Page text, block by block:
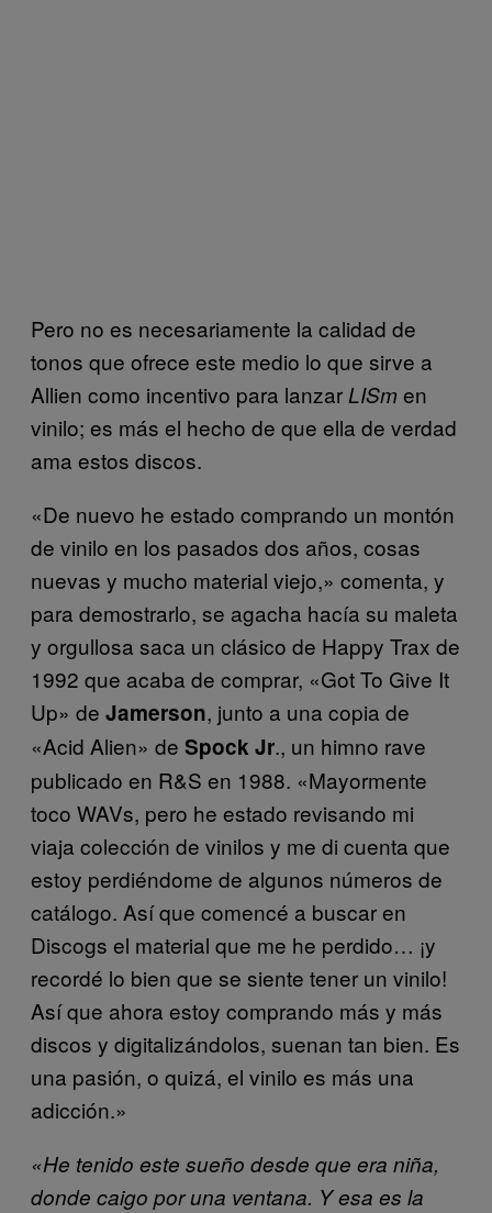
Pero no es necesariamente la calidad de
tonos que ofrece este medio lo que sirve a
Allien como incentivo para lanzar LISmen
vinilo; es más el hecho de que ella de verdad
ama estos discos.
«De nuevo he estado comprando un montón
de vinilo en los pasados dos años, cosas
nuevas y mucho material viejo,» comenta, y
para demostrarlo, se agacha hacía su maleta
y orgullosa saca un clásico de Happy Trax de
1992 que acaba de comprar, «Got To Give It
Up» de Jamerson, junto a una copia de
«Acid Alien» de Spock Jr., un himno rave
publicado en R&S en 1988. «Mayormente
toco WAVs, pero he estado revisando mi
viaja colección de vinilos y me di cuenta que
estoy perdiéndome de algunos números de
catálogo. Así que comencé a buscar en
Discogs el material que me he perdido… ¡y
recordé lo bien que se siente tener un vinilo!
Así que ahora estoy comprando más y más
discos y digitalizándolos, suenan tan bien. Es
una pasión, o quizá, el vinilo es más una
adicción.»
«He tenido este sueño desde que era niña,
donde caigo por una ventana. Y esa es la